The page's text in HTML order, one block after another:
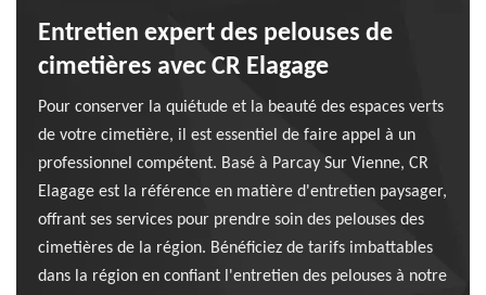
Entretien expert des pelouses de
cimetières avec CR Elagage
Pour conserver la quiétude et la beauté des espaces verts
de votre cimetière, il est essentiel de faire appel à un
professionnel compétent. Basé à Parcay Sur Vienne, CR
Elagage est la référence en matière d'entretien paysager,
offrant ses services pour prendre soin des pelouses des
cimetières de la région. Bénéficiez de tarifs imbattables
dans la région en confiant l'entretien des pelouses à notre